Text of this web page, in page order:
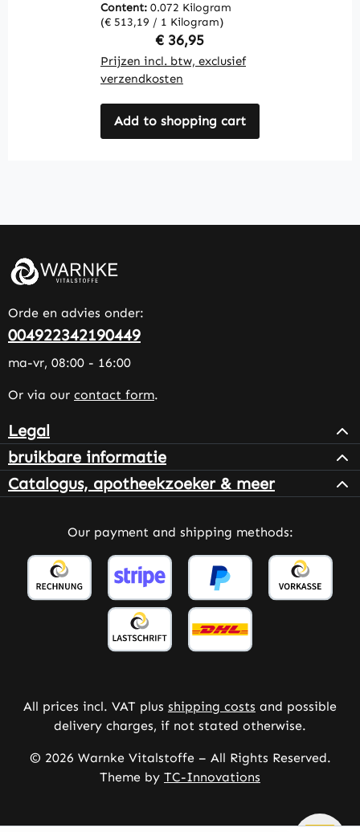
Content: 0.072 Kilogram
(€ 513,19 / 1 Kilogram)
Regular price:
€ 36,95
Prijzen incl. btw, exclusief
verzendkosten
Add to shopping cart
Orde en advies onder:
004922342190449
ma-vr, 08:00 - 16:00
Or via our contact form.
Legal
bruikbare informatie
Catalogus, apotheekzoeker & meer
Our payment and shipping methods:
All prices incl. VAT plus shipping costs and possible
delivery charges, if not stated otherwise.
© 2026 Warnke Vitalstoffe – All Rights Reserved.
Theme by TC-Innovations